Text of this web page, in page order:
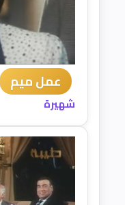
عمل ميم
شهيرة